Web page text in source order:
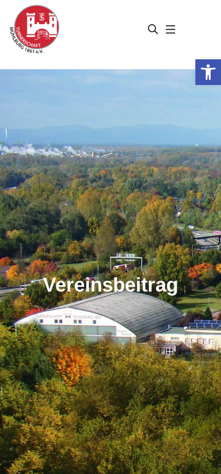
Werkzeugleiste öffnen
Vereinsbeitrag